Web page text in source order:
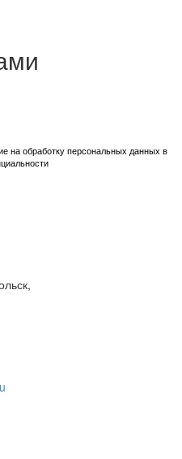
на обработку персональных данных в